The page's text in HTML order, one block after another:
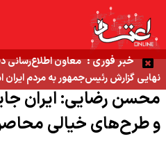
خبر فوری : معاون
نهایی گزارش رئیس‌جمهور به مردم
محسن رضایی: ایران
و طرح‌های خیالی